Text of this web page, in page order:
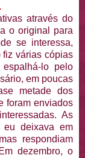
através do
o original para
se interessa,
fiz várias cópias
lo pelo
em poucas
metade dos
foram enviados
As
eu deixava em
respondiam
dezembro, o